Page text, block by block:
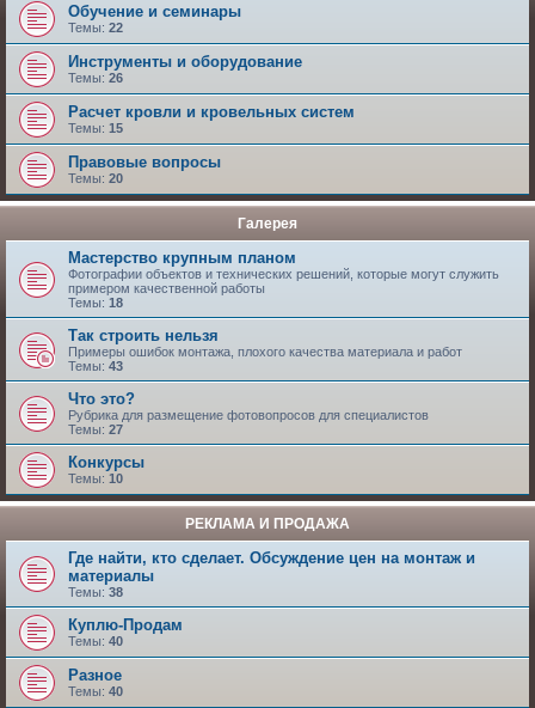
Обучение и семинары
Темы: 22
Инструменты и оборудование
Темы: 26
Расчет кровли и кровельных систем
Темы: 15
Правовые вопросы
Темы: 20
Галерея
Мастерство крупным планом
Фотографии объектов и технических решений, которые могут служить
примером качественной работы
Темы: 18
Так строить нельзя
Примеры ошибок монтажа, плохого качества материала и работ
Темы: 43
Что это?
Рубрика для размещение фотовопросов для специалистов
Темы: 27
Конкурсы
Темы: 10
РЕКЛАМА И ПРОДАЖА
Где найти, кто сделает. Обсуждение цен на монтаж и
материалы
Темы: 38
Куплю-Продам
Темы: 40
Разное
Темы: 40